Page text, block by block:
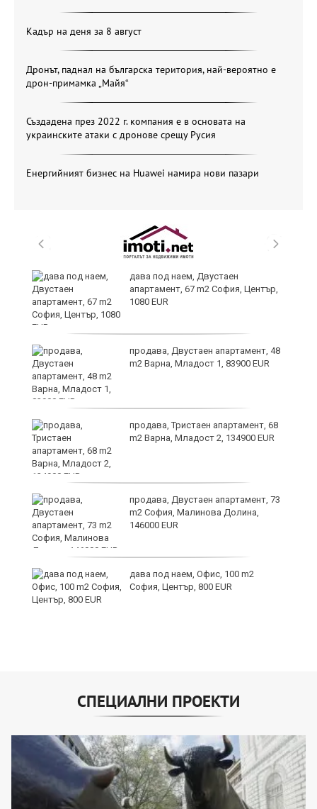
Кадър на деня за 8 август
Дронът, паднал на българска територия, най-вероятно е
дрон-примамка „Майя“
Създадена през 2022 г. компания е в основата на
украинските атаки с дронове срещу Русия
Енергийният бизнес на Huawei намира нови пазари
дава под наем, Двустаен
апартамент, 67 m2 София, Център,
1080 EUR
продава, Двустаен апартамент, 48
m2 Варна, Младост 1, 83900 EUR
продава, Тристаен апартамент, 68
m2 Варна, Младост 2, 134900 EUR
продава, Двустаен апартамент, 73
m2 София, Малинова Долина,
146000 EUR
дава под наем, Офис, 100 m2
София, Център, 800 EUR
СПЕЦИАЛНИ ПРОЕКТИ